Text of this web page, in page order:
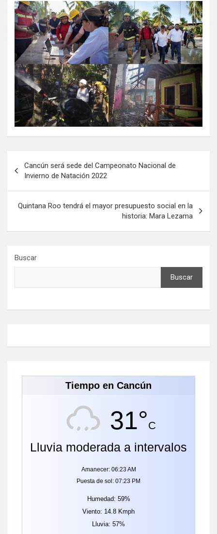
de
entradas
Cancún será sede del Campeonato Nacional de
Invierno de Natación 2022
Quintana Roo tendrá el mayor presupuesto social en la
historia: Mara Lezama
Buscar
Buscar
Tiempo en Cancún
31°C
Lluvia moderada a intervalos
Amanecer: 06:23 AM
Puesta de sol: 07:23 PM
Humedad: 59%
Viento: 14.8 Kmph
Lluvia: 57%